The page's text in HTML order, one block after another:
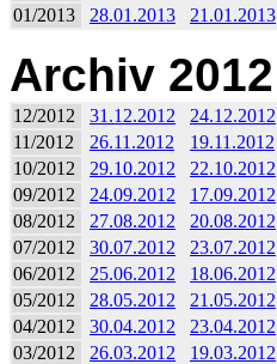
01/2013
28.01.2013 21.01.2013
Archiv 2012
12/2012 31.12.2012 24.12.2012
11/2012
26.11.2012 19.11.2012
10/2012
29.10.2012 22.10.2012
09/2012
24.09.2012 17.09.2012
08/2012
27.08.2012 20.08.2012
07/2012
30.07.2012 23.07.2012
06/2012
25.06.2012 18.06.2012
05/2012
28.05.2012 21.05.2012
04/2012
30.04.2012 23.04.2012
03/2012
26.03.2012 19.03.2012